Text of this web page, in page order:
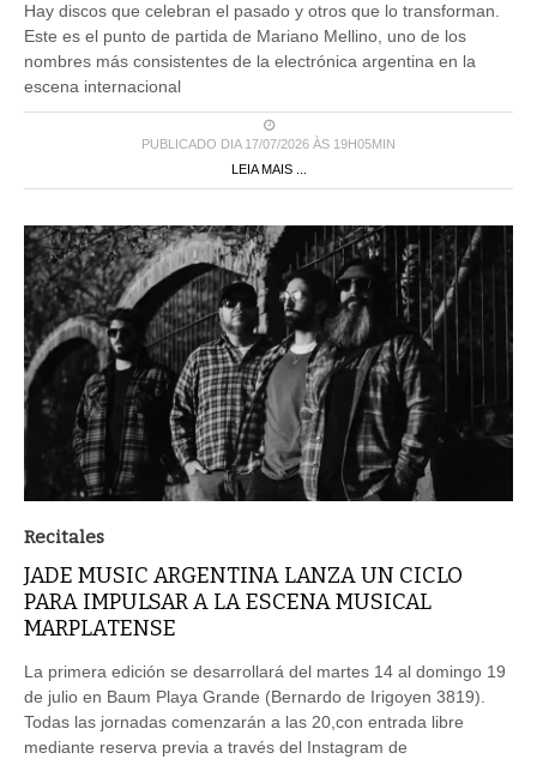
Hay discos que celebran el pasado y otros que lo transforman.
Este es el punto de partida de Mariano Mellino, uno de los
nombres más consistentes de la electrónica argentina en la
escena internacional
PUBLICADO DIA 17/07/2026 ÀS 19H05MIN
LEIA MAIS ...
Recitales
JADE MUSIC ARGENTINA LANZA UN CICLO
PARA IMPULSAR A LA ESCENA MUSICAL
MARPLATENSE
La primera edición se desarrollará del martes 14 al domingo 19
de julio en Baum Playa Grande (Bernardo de Irigoyen 3819).
Todas las jornadas comenzarán a las 20,con entrada libre
mediante reserva previa a través del Instagram de